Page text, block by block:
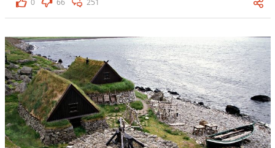
0
66 251